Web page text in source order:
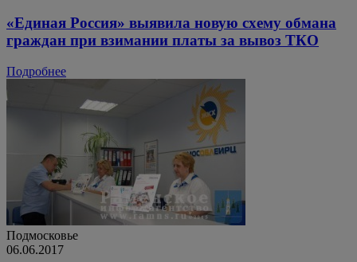
«Единая Россия» выявила новую схему обмана
граждан при взимании платы за вывоз ТКО
Подробнее
Подмосковье
06.06.2017